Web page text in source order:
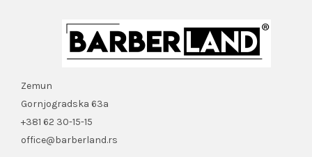
Zemun
Gornjogradska 63a
+381 62 30-15-15
office@barberland.rs